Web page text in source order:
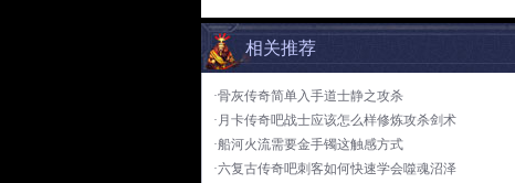
相关推荐
·骨灰传奇简单入手道士静之攻杀
·月卡传奇吧战士应该怎么样修炼攻杀剑术
·船河火流需要金手镯这触感方式
·六复古传奇吧刺客如何快速学会噬魂沼泽